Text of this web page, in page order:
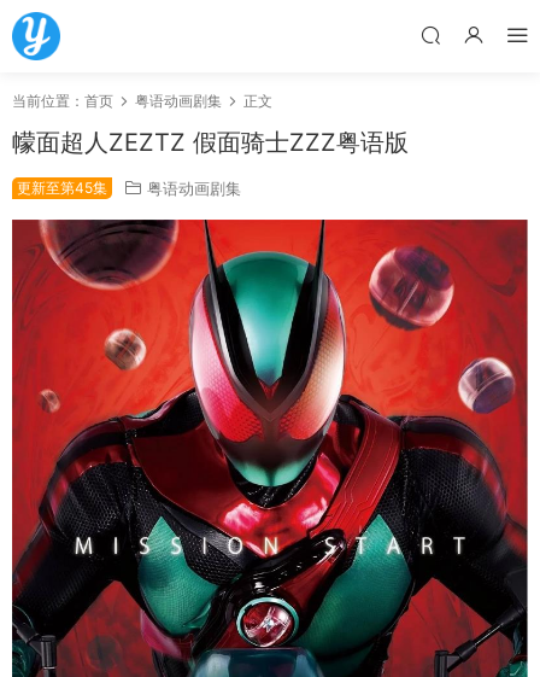
当前位置： 首页 粤语动画剧集 正文
幪面超人ZEZTZ 假面骑士ZZZ粤语版
更新至第45集 粤语动画剧集